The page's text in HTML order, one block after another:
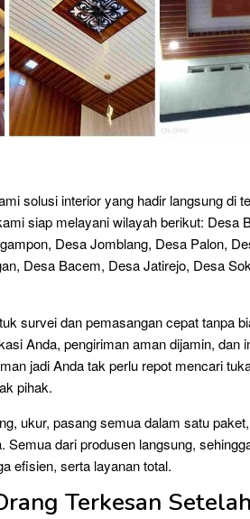
solusi interior yang hadir langsung di
siap melayani wilayah berikut: Desa
Desa Jomblang, Desa Palon,
Desa Bacem, Desa Jatirejo, Desa
survei dan pemasangan cepat tanpa
Anda, pengiriman aman dijamin, dan
jadi Anda tak perlu repot mencari
pihak.
ukur, pasang semua dalam satu
Semua dari produsen langsung,
efisien, serta layanan total.
Terkesan